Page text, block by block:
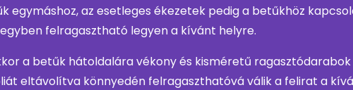
egymáshoz, az esetleges ékezetek pedig a betűkhöz
felragasztható legyen a kívánt helyre.
a betűk hátoldalára vékony és kisméretű
eltávolítva könnyedén felragaszthatóvá válik a felirat a